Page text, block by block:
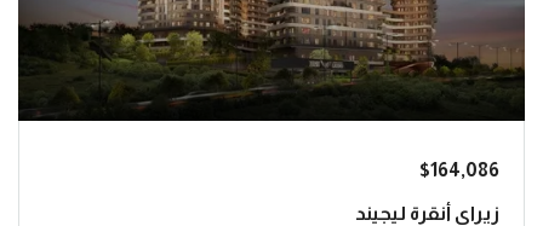
$164,086
زيراي أنقرة ليجيند